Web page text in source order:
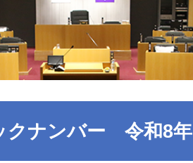
クナンバー 令和8年